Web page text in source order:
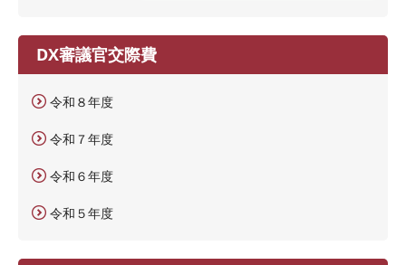
DX審議官交際費
令和８年度
令和７年度
令和６年度
令和５年度